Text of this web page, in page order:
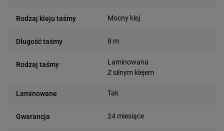
Rodzaj kleju taśmy Mocny klej
Długość taśmy 8 m
Rodzaj taśmy
Laminowana
Z silnym klejem
Laminowane Tak
Gwarancja 24 miesiące